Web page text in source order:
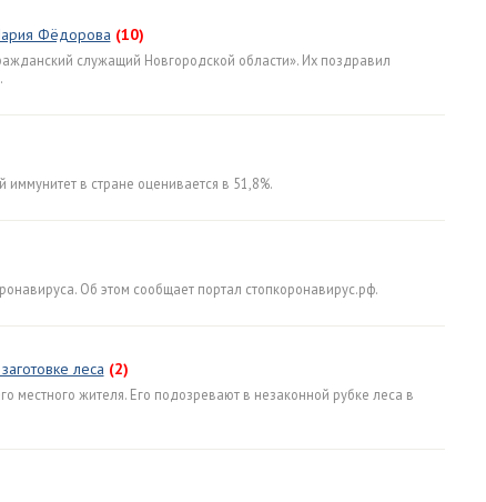
Фёдорова (10)
служащий Новгородской области». Их поздравил
в стране оценивается в 51,8%.
Об этом сообщает портал стопкоронавирус.рф.
леса (2)
жителя. Его подозревают в незаконной рубке леса в